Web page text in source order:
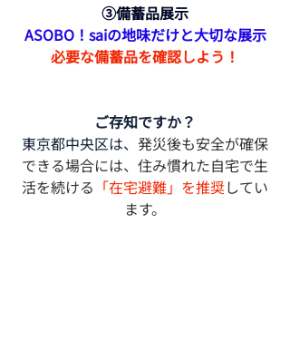
③備蓄品展示
ASOBO！saiの地味だけと大切な展示
必要な備蓄品を確認しよう！
ご存知ですか？
東京都中央区は、 発災後も安全が確保
できる場合には、住み慣れた自宅で生
活を続ける 「在宅避難」を推奨してい
ます。